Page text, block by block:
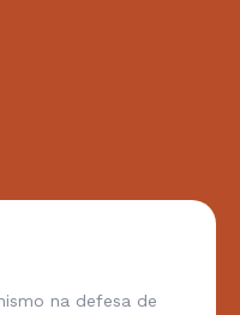
na defesa de